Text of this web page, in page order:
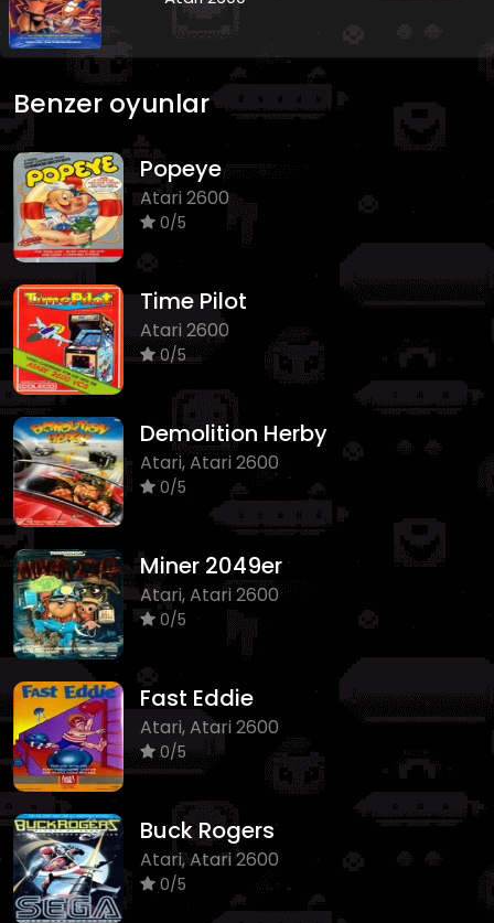
Benzer oyunlar
Popeye
Atari 2600
0/5
Time Pilot
Atari 2600
0/5
Demolition Herby
Atari, Atari 2600
0/5
Miner 2049er
Atari, Atari 2600
0/5
Fast Eddie
Atari, Atari 2600
0/5
Buck Rogers
Atari, Atari 2600
0/5